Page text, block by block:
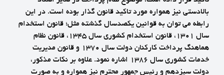
بالادستی نیز همواره مورد تاکید قانون گذار بوده است. در این
رابطه می توان به قوانین یکصدسال گذشته مثل؛ قانون استخدام
سال 1301، قانون استخدام کشوری سال 1345، قانون نظام
هماهنگ پرداخت کارکنان دولت سال 1370 و قانون مدیریت
خدمات کشوری سال 1386 اشاره نمود. علاوه بر نکات مذکور،
دولت سیزدهم و رئیس جمهور محترم نیز همواره و به صورت